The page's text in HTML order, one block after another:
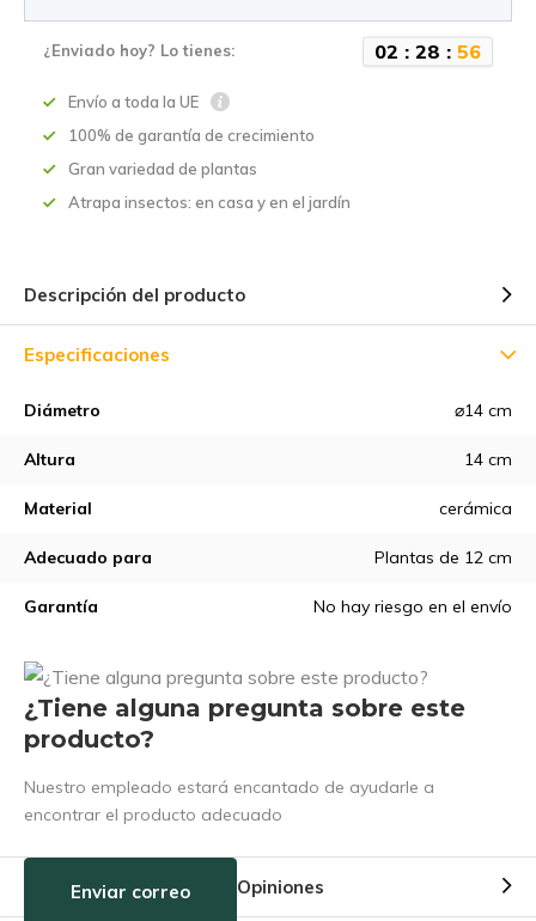
¿Enviado hoy? Lo tienes: 02 : 28 : 55
Envío a toda la UE
100% de garantía de crecimiento
Gran variedad de plantas
Atrapa insectos: en casa y en el jardín
Descripción del producto
Especificaciones
Diámetro ⌀14 cm
Altura 14 cm
Material cerámica
Adecuado para Plantas de 12 cm
Garantía No hay riesgo en el envío
¿Tiene alguna pregunta sobre este
producto?
Nuestro empleado estará encantado de ayudarle a
encontrar el producto adecuado
Enviar correo Opiniones